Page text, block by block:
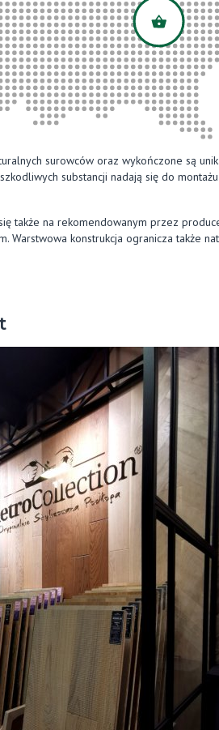
surowców oraz wykończone są
substancji nadają się do
także na rekomendowanym przez
konstrukcja ogranicza także